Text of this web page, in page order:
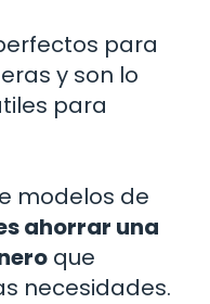
para
y son lo
para
modelos de
ahorrar una
que
necesidades.